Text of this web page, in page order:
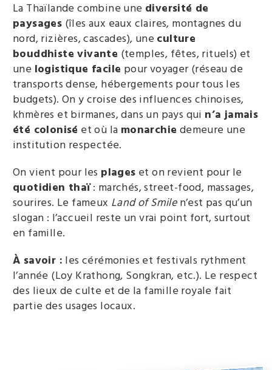
La Thaïlande combine une diversité de
paysages (îles aux eaux claires, montagnes du
nord, rizières, cascades), une culture
bouddhiste vivante (temples, fêtes, rituels) et
une logistique facile pour voyager (réseau de
transports dense, hébergements pour tous les
budgets). On y croise des influences chinoises,
khmères et birmanes, dans un pays qui n’a jamais
été colonisé et où la monarchie demeure une
institution respectée.
On vient pour les plages et on revient pour le
quotidien thaï: marchés, street-food, massages,
sourires. Le fameux Land of Smilen’est pas qu’un
slogan : l’accueil reste un vrai point fort, surtout
en famille.
À savoir : les cérémonies et festivals rythment
l’année (Loy Krathong, Songkran, etc.). Le respect
des lieux de culte et de la famille royale fait
partie des usages locaux.